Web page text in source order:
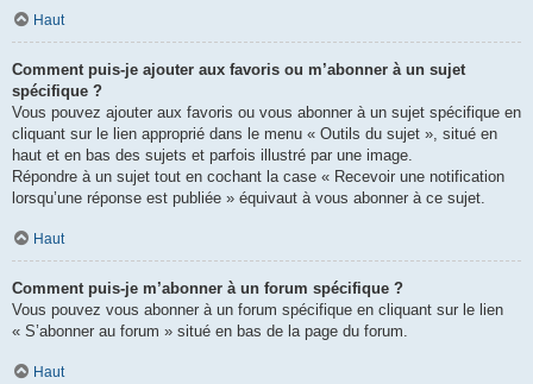
Haut
Comment puis-je ajouter aux favoris ou m’abonner à un sujet
spécifique ?
Vous pouvez ajouter aux favoris ou vous abonner à un sujet spécifique en
cliquant sur le lien approprié dans le menu « Outils du sujet », situé en
haut et en bas des sujets et parfois illustré par une image.
Répondre à un sujet tout en cochant la case « Recevoir une notification
lorsqu’une réponse est publiée » équivaut à vous abonner à ce sujet.
Haut
Comment puis-je m’abonner à un forum spécifique ?
Vous pouvez vous abonner à un forum spécifique en cliquant sur le lien
« S’abonner au forum » situé en bas de la page du forum.
Haut